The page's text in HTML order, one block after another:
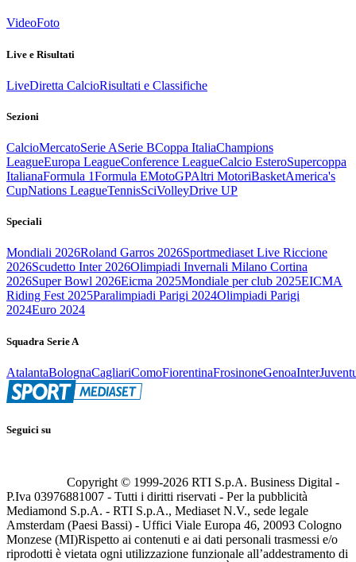
VideoFoto
Live e Risultati
LiveDiretta CalcioRisultati e Classifiche
Sezioni
CalcioMercatoSerie ASerie BCoppa ItaliaChampions
LeagueEuropa LeagueConference LeagueCalcio EsteroSupercoppa
ItalianaFormula 1Formula EMotoGPAltri MotoriBasketAmerica's
CupNations LeagueTennisSciVolleyDrive UP
Speciali
Mondiali 2026Roland Garros 2026Sportmediaset Live Riccione
2026Scudetto Inter 2026Olimpiadi Invernali Milano Cortina
2026Super Bowl 2026Eicma 2025Mondiale per club 2025EICMA
Riding Fest 2025Paralimpiadi Parigi 2024Olimpiadi Parigi
2024Euro 2024
Squadra Serie A
AtalantaBolognaCagliariComoFiorentinaFrosinoneGenoaInter
Seguici su
Copyright © 1999-2026 RTI S.p.A. Business Digital -
P.Iva 03976881007 - Tutti i diritti riservati - Per la pubblicità
Mediamond S.p.A. - RTI S.p.A., Mediaset N.V., sede legale
Amsterdam (Paesi Bassi) - Uffici Viale Europa 46, 20093 Cologno
Monzese (MI)Rispetto ai contenuti e ai dati personali trasmessi e/o
riprodotti è vietata ogni utilizzazione funzionale all’addestramento di